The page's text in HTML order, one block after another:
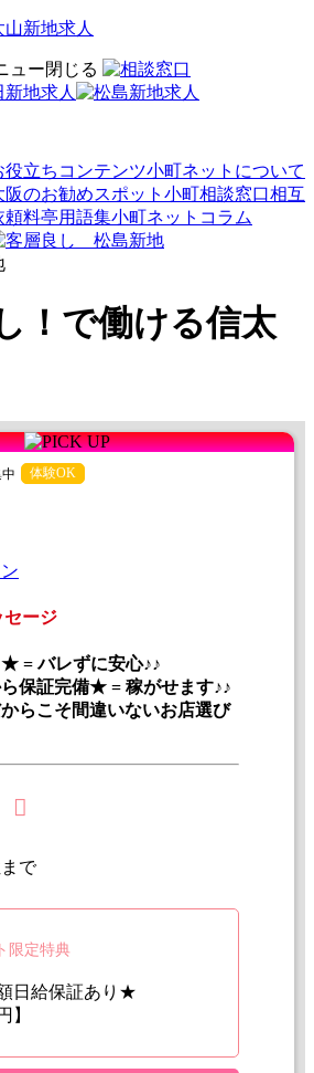
役立ちコンテンツ小町ネットについて
阪のお勧めスポット 小町相談窓口相互
頼料亭用語集小町ネットコラム
体験OK
セージ
= バレずに安心♪♪
保証完備★ = 稼がせます♪♪
らこそ間違いないお店選び
で
限定特典
日給保証あり★
】